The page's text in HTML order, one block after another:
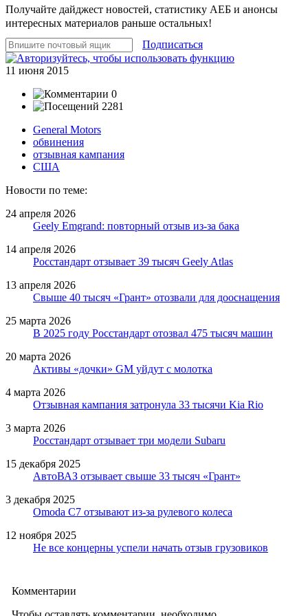
Получайте дайджест новостей, статистику АЕБ и анонсы
интересных материалов раньше остальных!
Подписаться
11 июня 2015
0
2281
General Motors
обвинения
отзывная кампания
США
Новости по теме:
24 апреля 2026
Geely Emgrand: повторный отзыв из-за бака
14 апреля 2026
Росстандарт отзывает 39 тысяч Geely Atlas
13 апреля 2026
Свыше 40 тысяч «Грант» отозвали для дооснащения
25 марта 2026
В 2025 году Росстандарт отозвал 475 тысяч машин
20 марта 2026
Активы «дочки» GM уйдут с молотка
4 марта 2026
Отзывная кампания затронула 33 тысячи Kia Rio
3 марта 2026
Росстандарт отзывает три модели Subaru
15 декабря 2025
АвтоВАЗ отзывает свыше 33 тысяч «Грант»
3 декабря 2025
Omoda C7 отзывают из-за рулевого колеса
12 ноября 2025
Не все концерны успели начать отзыв грузовиков
Комментарии